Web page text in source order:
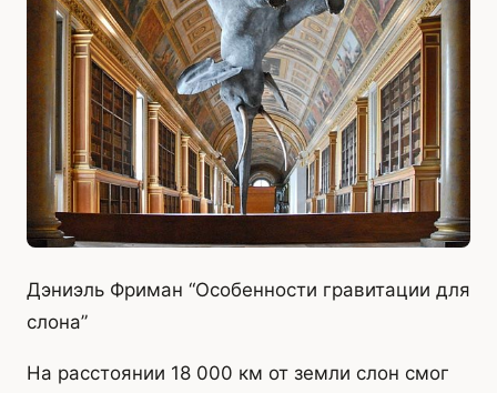
Дэниэль Фриман “Особенности гравитации для
слона”
На расстоянии 18 000 км от земли слон смог